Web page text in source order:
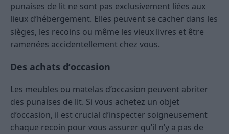
punaises de lit ne sont pas exclusivement liées aux
lieux d’hébergement. Elles peuvent se cacher dans les
sièges, les recoins ou même les vieux livres et être
ramenées accidentellement chez vous.
Des achats d’occasion
Les meubles ou matelas d’occasion peuvent abriter
des punaises de lit. Si vous achetez un objet
d’occasion, il est crucial d’inspecter soigneusement
chaque recoin pour vous assurer qu’il n’y a pas de